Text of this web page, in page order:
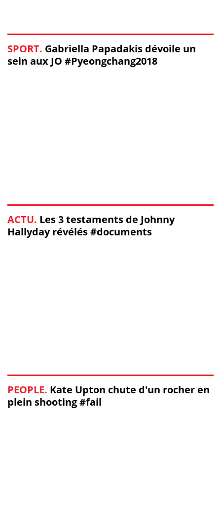
SPORT. Gabriella Papadakis dévoile un
sein aux JO #Pyeongchang2018
ACTU. Les 3 testaments de Johnny
Hallyday révélés #documents
PEOPLE. Kate Upton chute d'un rocher en
plein shooting #fail